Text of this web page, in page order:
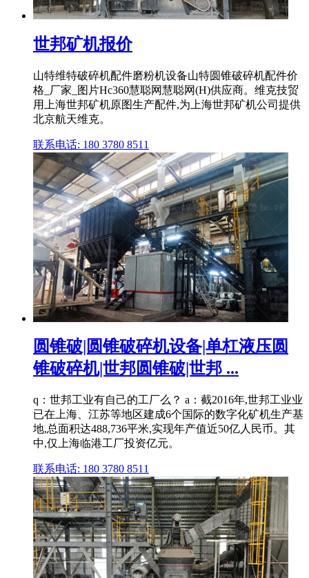
世邦矿机报价
山特维特破碎机配件磨粉机设备山特圆锥破碎机配件价
格_厂家_图片Hc360慧聪网慧聪网(H)供应商。维克技贸
用上海世邦矿机原图生产配件,为上海世邦矿机公司提供
北京航天维克。
联系电话: 180 3780 8511
圆锥破|圆锥破碎机设备|单杠液压圆
锥破碎机|世邦圆锥破|世邦 ...
q：世邦工业有自己的工厂么？ a：截2016年,世邦工业业
已在上海、江苏等地区建成6个国际的数字化矿机生产基
地,总面积达488,736平米,实现年产值近50亿人民币。其
中,仅上海临港工厂投资亿元。
联系电话: 180 3780 8511